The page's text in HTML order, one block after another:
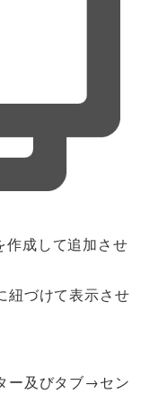
成して追加させ
紐づけて表示させ
ー及びタブ→セン